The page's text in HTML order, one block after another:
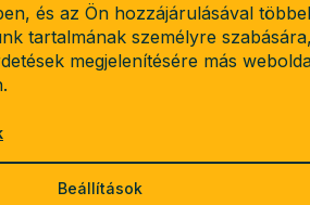
és az Ön hozzájárulásával
tartalmának személyre
megjelenítésére más
Beállítások